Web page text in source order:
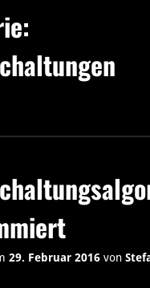
29. Februar 2016von